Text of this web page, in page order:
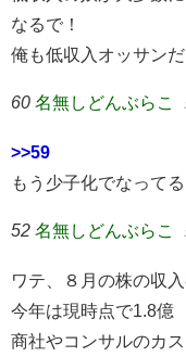
なるで！
俺も低収入オッサンだ
60 名無しどんぶらこ
>>59
もう少子化でなってる
52 名無しどんぶらこ
ワテ、８月の株の収
今年は現時点で1.8億
商社やコンサルのカ